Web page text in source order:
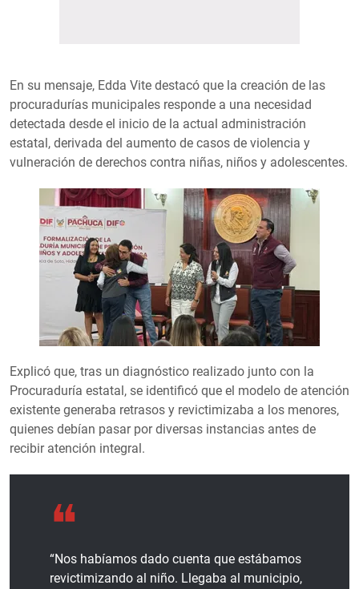
En su mensaje, Edda Vite destacó que la creación de las
procuradurías municipales responde a una necesidad
detectada desde el inicio de la actual administración
estatal, derivada del aumento de casos de violencia y
vulneración de derechos contra niñas, niños y adolescentes.
Explicó que, tras un diagnóstico realizado junto con la
Procuraduría estatal, se identificó que el modelo de atención
existente generaba retrasos y revictimizaba a los menores,
quienes debían pasar por diversas instancias antes de
recibir atención integral.
“Nos habíamos dado cuenta que estábamos
revictimizando al niño. Llegaba al municipio,